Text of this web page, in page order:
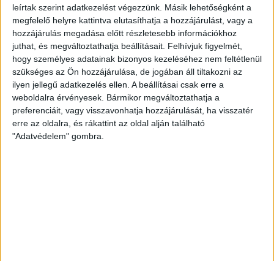
leírtak szerint adatkezelést végezzünk. Másik lehetőségként a
megfelelő helyre kattintva elutasíthatja a hozzájárulást, vagy a
hozzájárulás megadása előtt részletesebb információkhoz
juthat, és megváltoztathatja beállításait. Felhívjuk figyelmét,
hogy személyes adatainak bizonyos kezeléséhez nem feltétlenül
szükséges az Ön hozzájárulása, de jogában áll tiltakozni az
ilyen jellegű adatkezelés ellen. A beállításai csak erre a
weboldalra érvényesek. Bármikor megváltoztathatja a
preferenciáit, vagy visszavonhatja hozzájárulását, ha visszatér
erre az oldalra, és rákattint az oldal alján található
"Adatvédelem" gombra.